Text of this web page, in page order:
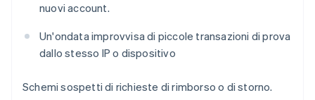
nuovi account.
Un'ondata improvvisa di piccole transazioni di prova
dallo stesso IP o dispositivo
Schemi sospetti di richieste di rimborso o di storno.